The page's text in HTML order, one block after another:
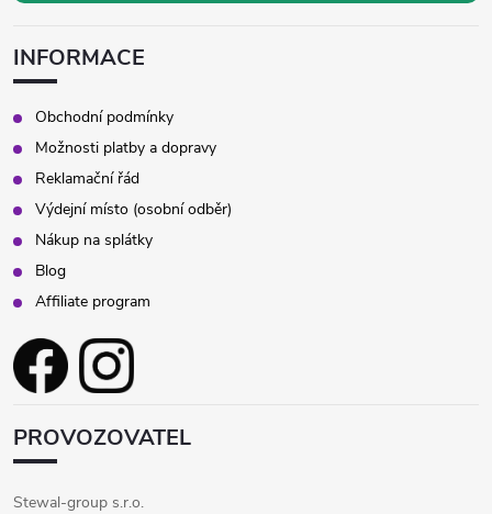
INFORMACE
Obchodní podmínky
Možnosti platby a dopravy
Reklamační řád
Výdejní místo (osobní odběr)
Nákup na splátky
Blog
Affiliate program
PROVOZOVATEL
Stewal-group s.r.o.